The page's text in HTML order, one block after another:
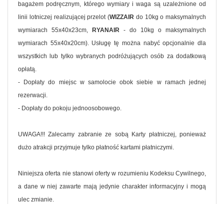
bagażem podręcznym, którego wymiary i waga są uzależnione od
linii lotniczej realizującej przelot (WIZZAIR do 10kg o maksymalnych
wymiarach 55x40x23cm,
RYANAIR - do 10kg o maksymalnych
wymiarach 55x40x20cm). Usługę tę można nabyć opcjonalnie dla
wszystkich lub tylko wybranych podróżujących osób za dodatkową
opłatą.
- Dopłaty do miejsc w samolocie obok siebie w ramach jednej
rezerwacji.
- Dopłaty do pokoju jednoosobowego.
UWAGA!!! Zalecamy zabranie ze sobą Karty płatniczej, ponieważ
dużo atrakcji przyjmuje tylko płatność kartami płatniczymi.
Niniejsza oferta nie stanowi oferty w rozumieniu Kodeksu Cywilnego,
a dane w niej zawarte mają jedynie charakter informacyjny i mogą
ulec zmianie.